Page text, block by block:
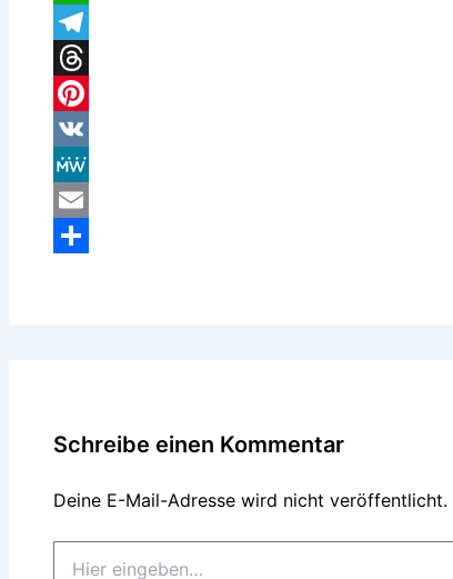
WhatsApp
Telegram
Threads
Pinterest
VK
MeWe
Email
Schreibe einen Kommentar
Deine E-Mail-Adresse wird nicht veröffentlicht.
eingeben…